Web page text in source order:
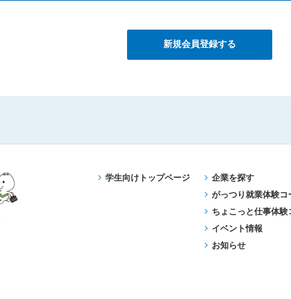
学生向けトップページ
企業を探す
がっつり就業体験コ
ちょこっと仕事体験
イベント情報
お知らせ